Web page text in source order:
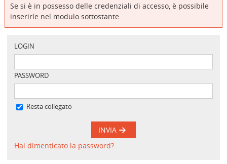
Se si è in possesso delle credenziali di accesso, è possibile
inserirle nel modulo sottostante.
LOGIN
PASSWORD
Resta collegato
INVIA
Hai dimenticato la password?